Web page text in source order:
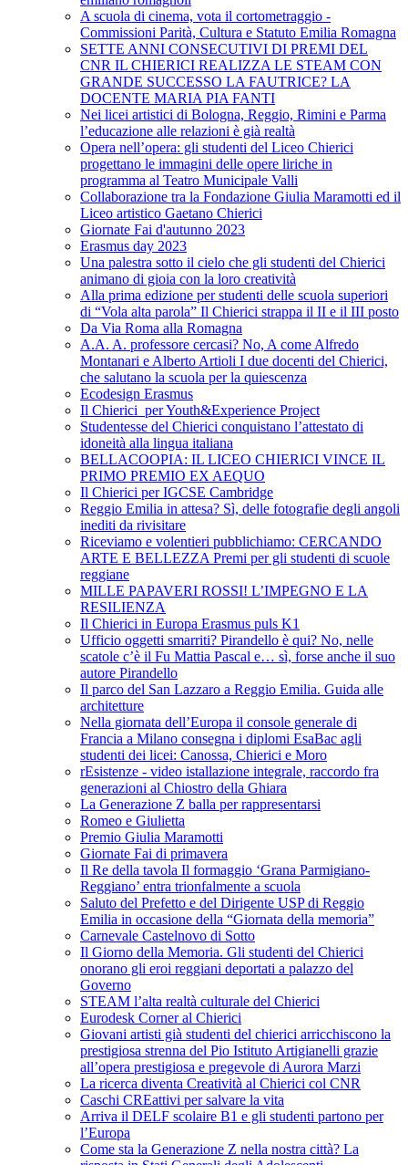
A scuola di cinema, vota il cortometraggio -
Commissioni Parità, Cultura e Statuto Emilia Romagna
SETTE ANNI CONSECUTIVI DI PREMI DEL
CNR IL CHIERICI REALIZZA LE STEAM CON
GRANDE SUCCESSO LA FAUTRICE? LA
DOCENTE MARIA PIA FANTI
Nei licei artistici di Bologna, Reggio, Rimini e Parma
l’educazione alle relazioni è già realtà
Opera nell’opera: gli studenti del Liceo Chierici
progettano le immagini delle opere liriche in
programma al Teatro Municipale Valli
Collaborazione tra la Fondazione Giulia Maramotti ed il
Liceo artistico Gaetano Chierici
Giornate Fai d'autunno 2023
Erasmus day 2023
Una palestra sotto il cielo che gli studenti del Chierici
animano di gioia con la loro creatività
Alla prima edizione per studenti delle scuola superiori
di “Vola alta parola” Il Chierici strappa il II e il III posto
Da Via Roma alla Romagna
A.A. A. professore cercasi? No, A come Alfredo
Montanari e Alberto Artioli I due docenti del Chierici,
che salutano la scuola per la quiescenza
Ecodesign Erasmus
Il Chierici per Youth&Experience Project
Studentesse del Chierici conquistano l’attestato di
idoneità alla lingua italiana
BELLACOOPIA: IL LICEO CHIERICI VINCE IL
PRIMO PREMIO EX AEQUO
Il Chierici per IGCSE Cambridge
Reggio Emilia in attesa? Sì, delle fotografie degli angoli
inediti da rivisitare
Riceviamo e volentieri pubblichiamo: CERCANDO
ARTE E BELLEZZA Premi per gli studenti di scuole
reggiane
MILLE PAPAVERI ROSSI! L’IMPEGNO E LA
RESILIENZA
Il Chierici in Europa Erasmus puls K1
Ufficio oggetti smarriti? Pirandello è qui? No, nelle
scatole c’è il Fu Mattia Pascal e… sì, forse anche il suo
autore Pirandello
Il parco del San Lazzaro a Reggio Emilia. Guida alle
architetture
Nella giornata dell’Europa il console generale di
Francia a Milano consegna i diplomi EsaBac agli
studenti dei licei: Canossa, Chierici e Moro
rEsistenze - video istallazione integrale, raccordo fra
generazioni al Chiostro della Ghiara
La Generazione Z balla per rappresentarsi
Romeo e Giulietta
Premio Giulia Maramotti
Giornate Fai di primavera
Il Re della tavola Il formaggio ‘Grana Parmigiano-
Reggiano’ entra trionfalmente a scuola
Saluto del Prefetto e del Dirigente USP di Reggio
Emilia in occasione della “Giornata della memoria”
Carnevale Castelnovo di Sotto
Il Giorno della Memoria. Gli studenti del Chierici
onorano gli eroi reggiani deportati a palazzo del
Governo
STEAM l’alta realtà culturale del Chierici
Eurodesk Corner al Chierici
Giovani artisti già studenti del chierici arricchiscono la
prestigiosa strenna del Pio Istituto Artigianelli grazie
all’opera prestigiosa e pregevole di Aurora Marzi
La ricerca diventa Creatività al Chierici col CNR
Caschi CREattivi per salvare la vita
Arriva il DELF scolaire B1 e gli studenti partono per
l’Europa
Come sta la Generazione Z nella nostra città? La